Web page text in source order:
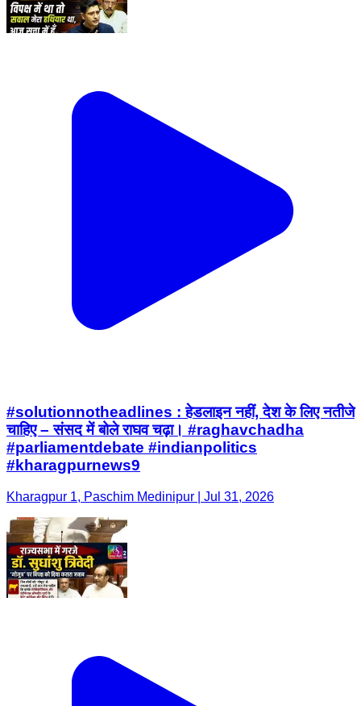
#solutionnotheadlines : हेडलाइन नहीं, देश के लिए नतीजे
चाहिए – संसद में बोले राघव चढ़ा। #raghavchadha
#parliamentdebate #indianpolitics
#kharagpurnews9
Kharagpur 1, Paschim Medinipur | Jul 31, 2026